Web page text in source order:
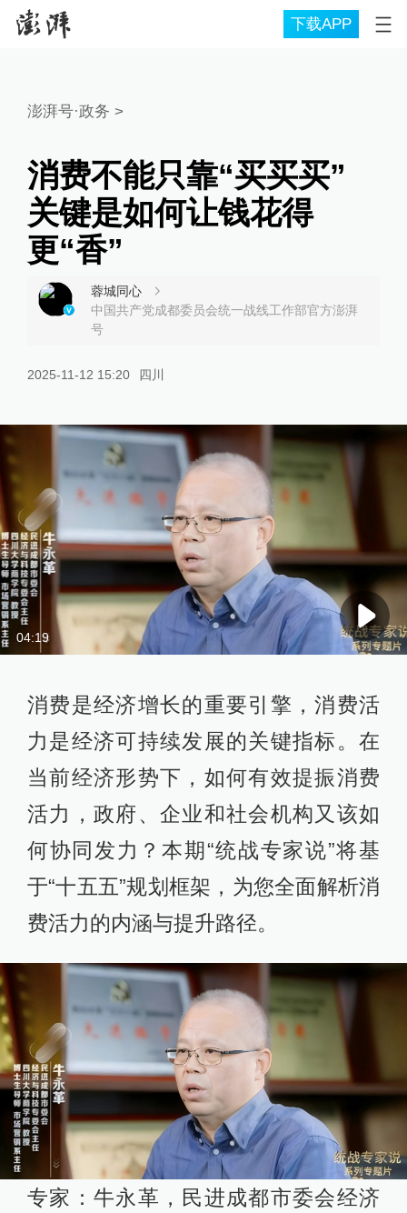
下载APP
澎湃号·政务 >
消费不能只靠“买买买”
关键是如何让钱花得
更“香”
蓉城同心
中国共产党成都委员会统一战线工作部官方澎湃
号
2025-11-12 15:20 四川
04:19
消费是经济增长的重要引擎，消费活
力是经济可持续发展的关键指标。在
当前经济形势下，如何有效提振消费
活力，政府、企业和社会机构又该如
何协同发力？本期“统战专家说”将基
于“十五五”规划框架，为您全面解析消
费活力的内涵与提升路径。
专家：牛永革，民进成都市委会经济